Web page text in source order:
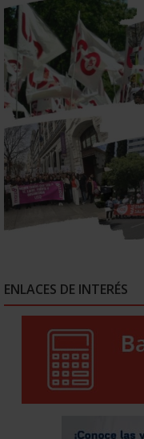
ENLACES DE INTERÉS